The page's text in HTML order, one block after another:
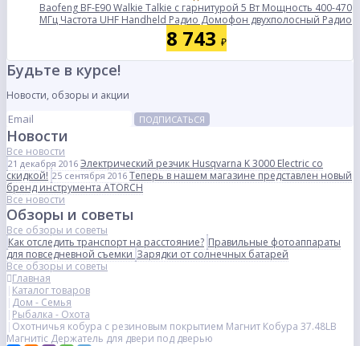
Baofeng BF-E90 Walkie Talkie с гарнитурой 5 Вт Мощность 400-470
МГц Частота UHF Handheld Радио Домофон двухполосный Радио
8 743 ₽
Будьте в курсе!
Новости, обзоры и акции
ПОДПИСАТЬСЯ
Новости
Все новости
21 декабря 2016 Электрический резчик Husqvarna K 3000 Electric со
скидкой! 25 сентября 2016 Теперь в нашем магазине представлен новый
бренд инструмента ATORCH
Все новости
Обзоры и советы
Все обзоры и советы
Как отследить транспорт на расстояние? Правильные фотоаппараты
для повседневной съемкиЗарядки от солнечных батарей
Все обзоры и советы
Главная
Каталог товаров
Дом - Семья
Рыбалка - Охота
Охотничья кобура с резиновым покрытием Магнит Кобура 37.48LB
Магнитic Держатель для двери под дверью